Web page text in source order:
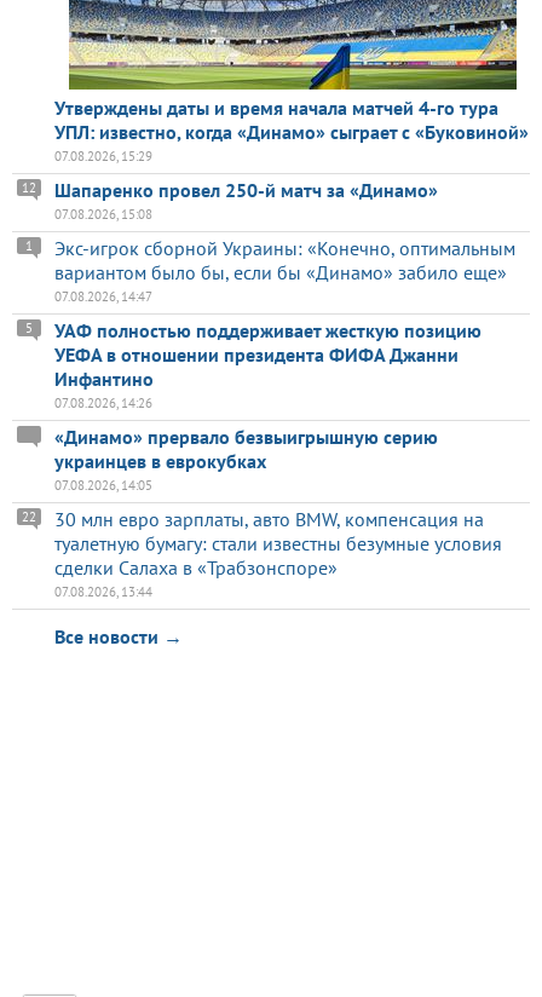
Утверждены даты и время начала матчей 4-го тура
УПЛ: известно, когда «Динамо» сыграет с «Буковиной»
07.08.2026, 15:29
Шапаренко провел 250-й матч за «Динамо»
12
07.08.2026, 15:08
Экс-игрок сборной Украины: «Конечно, оптимальным
вариантом было бы, если бы «Динамо» забило еще»
1
07.08.2026, 14:47
УАФ полностью поддерживает жесткую позицию
УЕФА в отношении президента ФИФА Джанни
Инфантино
5
07.08.2026, 14:26
«Динамо» прервало безвыигрышную серию
украинцев в еврокубках
07.08.2026, 14:05
30 млн евро зарплаты, авто BMW, компенсация на
туалетную бумагу: стали известны безумные условия
сделки Салаха в «Трабзонспоре»
22
07.08.2026, 13:44
Все новости →